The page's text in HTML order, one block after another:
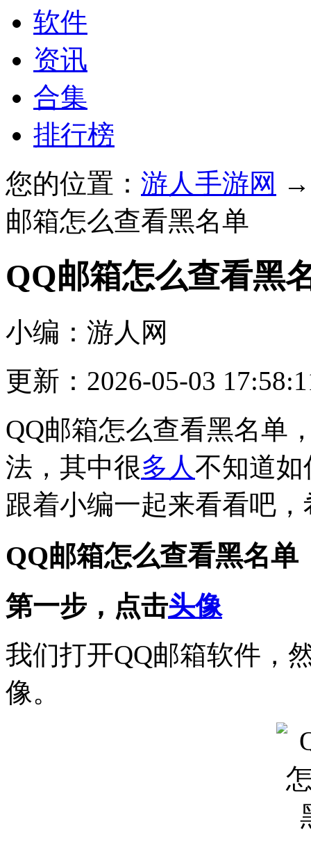
软件
资讯
合集
排行榜
您的位置： 游人手游网
邮箱怎么查看黑名单
QQ邮箱怎么查看黑
小编：游人网
更新：2026-05-03
QQ邮箱怎么查看黑名单
法，其中很多人不知道
跟着小编一起来看看吧
QQ邮箱怎么查看黑名单
第一步，点击头像
我们打开QQ邮箱软件，
像。